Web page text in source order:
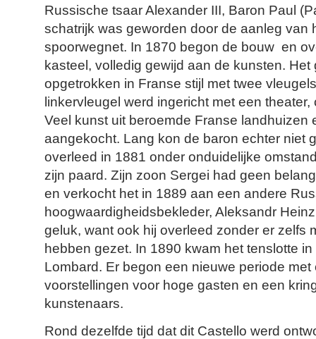
Russische tsaar Alexander III, Baron Paul
schatrijk was geworden door de aanleg van
spoorwegnet. In 1870 begon de bouw en
kasteel, volledig gewijd aan de kunsten. Het
opgetrokken in Franse stijl met twee
linkervleugel werd ingericht met een
Veel kunst uit beroemde Franse landhuizen
aangekocht. Lang kon de baron echter niet
overleed in 1881 onder onduidelijke
zijn paard. Zijn zoon Sergei had geen
en verkocht het in 1889 aan een andere
hoogwaardigheidsbekleder, Aleksandr
geluk, want ook hij overleed zonder er zelfs
hebben gezet. In 1890 kwam het tenslotte
Lombard. Er begon een nieuwe periode met
voorstellingen voor hoge gasten en een
kunstenaars.
Rond dezelfde tijd dat dit Castello werd